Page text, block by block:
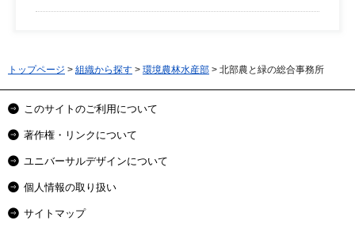
トップページ > 組織から探す > 環境農林水産部 > 北部農と緑の総合事務所
このサイトのご利用について
著作権・リンクについて
ユニバーサルデザインについて
個人情報の取り扱い
サイトマップ